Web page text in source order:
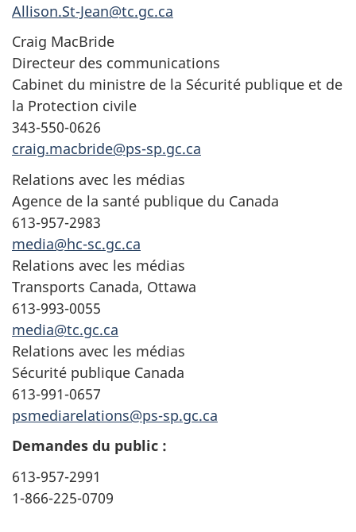
Allison.St-Jean@tc.gc.ca
Craig MacBride
Directeur des communications
Cabinet du ministre de la Sécurité publique et de
la Protection civile
343-550-0626
craig.macbride@ps-sp.gc.ca
Relations avec les médias
Agence de la santé publique du Canada
613-957-2983
media@hc-sc.gc.ca
Relations avec les médias
Transports Canada, Ottawa
613-993-0055
media@tc.gc.ca
Relations avec les médias
Sécurité publique Canada
613-991-0657
psmediarelations@ps-sp.gc.ca
Demandes du public :
613-957-2991
1-866-225-0709